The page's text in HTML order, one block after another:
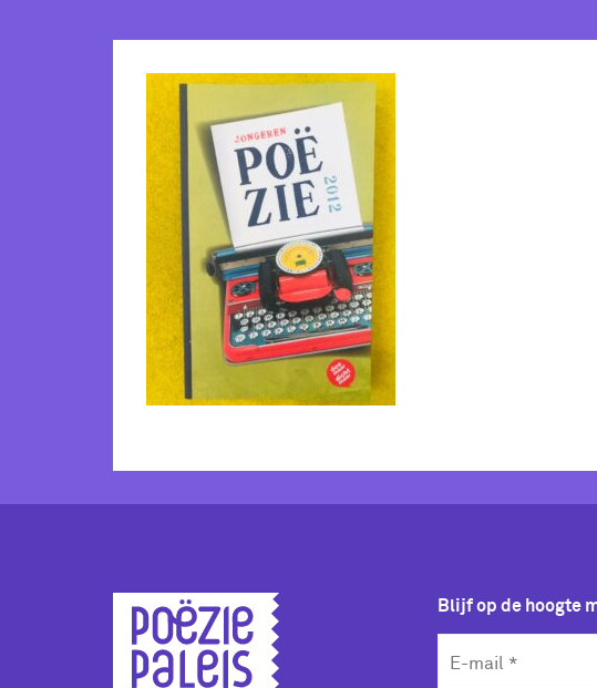
Blijf op de hoogte